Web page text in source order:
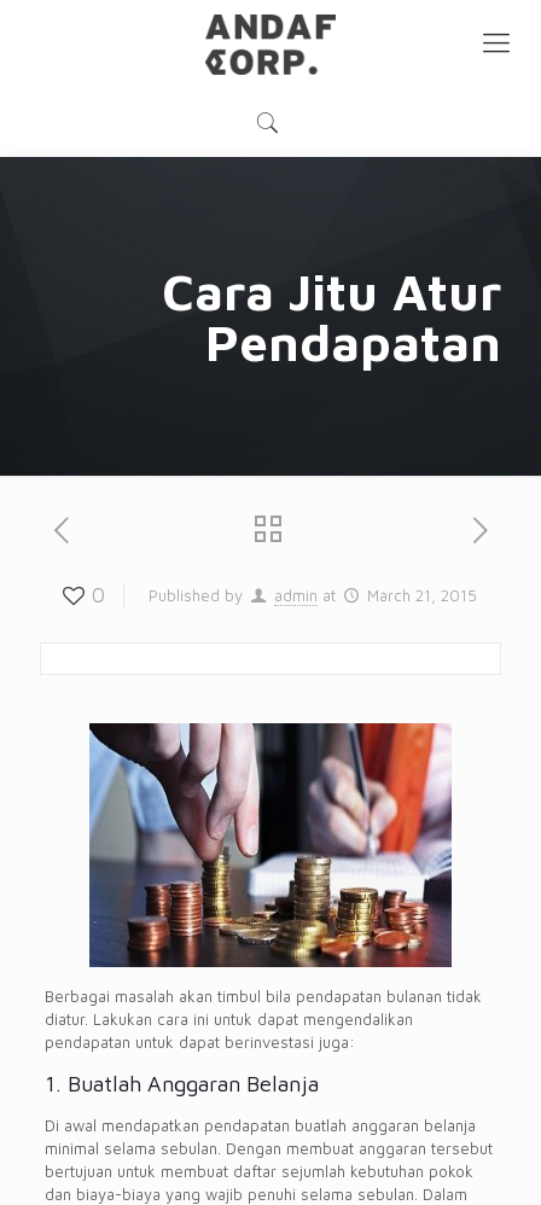
Cara Jitu Atur
Pendapatan
0 Published by admin at March 21, 2015
Berbagai masalah akan timbul bila pendapatan bulanan tidak
diatur. Lakukan cara ini untuk dapat mengendalikan
pendapatan untuk dapat berinvestasi juga:
1. Buatlah Anggaran Belanja
Di awal mendapatkan pendapatan buatlah anggaran belanja
minimal selama sebulan. Dengan membuat anggaran tersebut
bertujuan untuk membuat daftar sejumlah kebutuhan pokok
dan biaya-biaya yang wajib penuhi selama sebulan. Dalam